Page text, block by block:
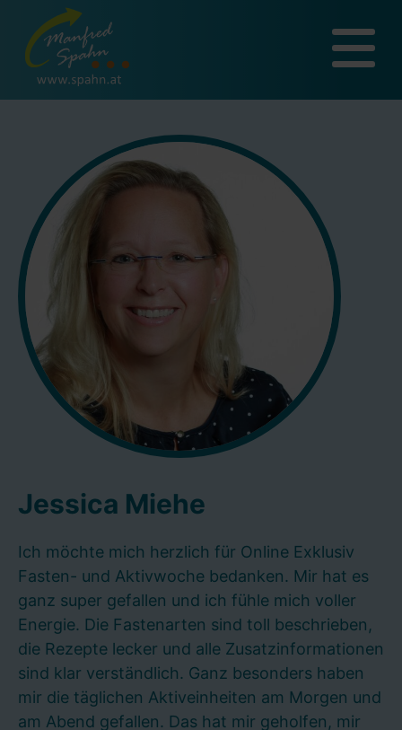
Jessica Miehe
Ich möchte mich herzlich für Online Exklusiv
Fasten- und Aktivwoche bedanken. Mir hat es
ganz super gefallen und ich fühle mich voller
Energie. Die Fastenarten sind toll beschrieben,
die Rezepte lecker und alle Zusatzinformationen
sind klar verständlich. Ganz besonders haben
mir die täglichen Aktiveinheiten am Morgen und
am Abend gefallen. Das hat mir geholfen, mir